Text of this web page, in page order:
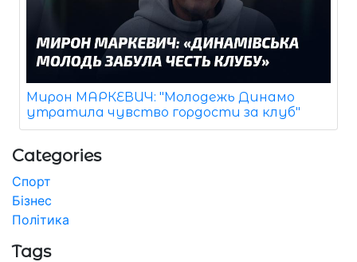
Мирон МАРКЕВИЧ: "Молодежь Динамо
утратила чувство гордости за клуб"
Categories
Спорт
Бізнес
Політика
Tags